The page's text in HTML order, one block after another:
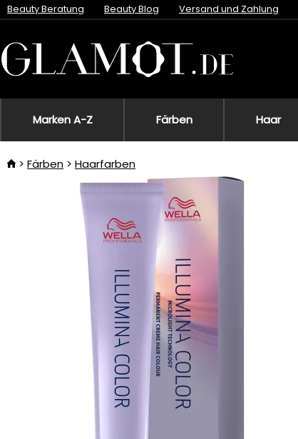
Beauty Beratung Beauty Blog Versand und Zahlung
Marken A-Z Färben Haar
Färben Haarfarben